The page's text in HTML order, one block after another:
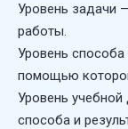
Уровень задачи
работы.
Уровень
помощью
Уровень
способа и